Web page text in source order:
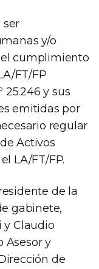
ser
y/o
cumplimiento
FT/FP
y sus
emitidas por
regular
Activos
LA/FT/FP.
de la
gabinete,
y Claudio
Asesor y
de